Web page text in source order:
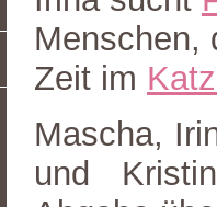
Menschen,
Zeit im
Mascha,
und